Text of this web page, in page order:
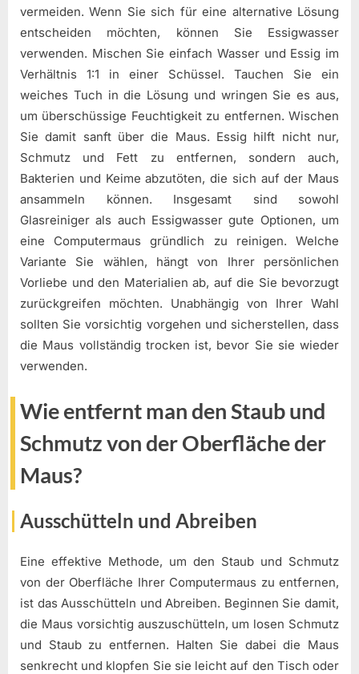
vermeiden. Wenn Sie sich für eine alternative Lösung
entscheiden möchten, können Sie Essigwasser
verwenden. Mischen Sie einfach Wasser und Essig im
Verhältnis 1:1 in einer Schüssel. Tauchen Sie ein
weiches Tuch in die Lösung und wringen Sie es aus,
um überschüssige Feuchtigkeit zu entfernen. Wischen
Sie damit sanft über die Maus. Essig hilft nicht nur,
Schmutz und Fett zu entfernen, sondern auch,
Bakterien und Keime abzutöten, die sich auf der Maus
ansammeln können. Insgesamt sind sowohl
Glasreiniger als auch Essigwasser gute Optionen, um
eine Computermaus gründlich zu reinigen. Welche
Variante Sie wählen, hängt von Ihrer persönlichen
Vorliebe und den Materialien ab, auf die Sie bevorzugt
zurückgreifen möchten. Unabhängig von Ihrer Wahl
sollten Sie vorsichtig vorgehen und sicherstellen, dass
die Maus vollständig trocken ist, bevor Sie sie wieder
verwenden.
Wie entfernt man den Staub und
Schmutz von der Oberfläche der
Maus?
Ausschütteln und Abreiben
Eine effektive Methode, um den Staub und Schmutz
von der Oberfläche Ihrer Computermaus zu entfernen,
ist das Ausschütteln und Abreiben. Beginnen Sie damit,
die Maus vorsichtig auszuschütteln, um losen Schmutz
und Staub zu entfernen. Halten Sie dabei die Maus
senkrecht und klopfen Sie sie leicht auf den Tisch oder